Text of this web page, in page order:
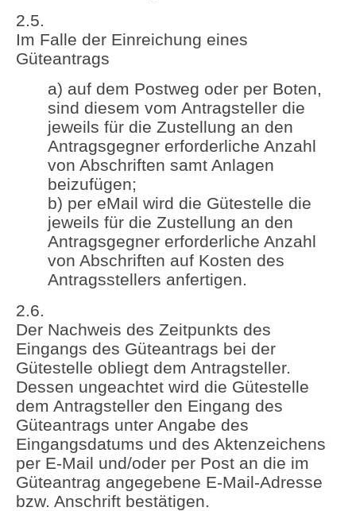
2.5.
Im Falle der Einreichung eines
Güteantrags
a) auf dem Postweg oder per Boten,
sind diesem vom Antragsteller die
jeweils für die Zustellung an den
Antragsgegner erforderliche Anzahl
von Abschriften samt Anlagen
beizufügen;
b) per eMail wird die Gütestelle die
jeweils für die Zustellung an den
Antragsgegner erforderliche Anzahl
von Abschriften auf Kosten des
Antragsstellers anfertigen.
2.6.
Der Nachweis des Zeitpunkts des
Eingangs des Güteantrags bei der
Gütestelle obliegt dem Antragsteller.
Dessen ungeachtet wird die Gütestelle
dem Antragsteller den Eingang des
Güteantrags unter Angabe des
Eingangsdatums und des Aktenzeichens
per E-Mail und/oder per Post an die im
Güteantrag angegebene E-Mail-Adresse
bzw. Anschrift bestätigen.